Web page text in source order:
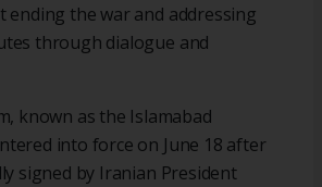
ending the war and addressing
through dialogue and
known as the Islamabad
into force on June 18 after
signed by Iranian President